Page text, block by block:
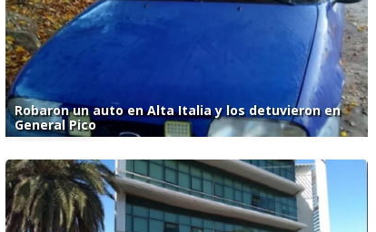
Robaron un auto en Alta Italia y los detuvieron en
General Pico